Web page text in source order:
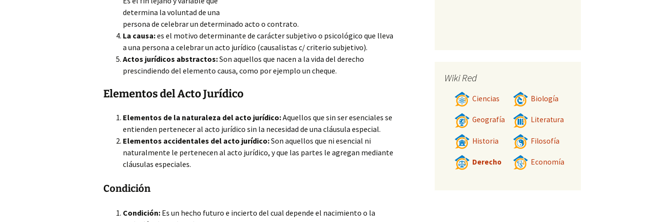
determina la voluntad de una
persona de celebrar un determinado acto o contrato.
La causa:es el motivo determinante de carácter subjetivo o psicológico que lleva
a una persona a celebrar un acto jurídico (causalistas c/ criterio subjetivo).
Actos jurídicos abstractos:Son aquellos que nacen a la vida del derecho
prescindiendo del elemento causa, como por ejemplo un cheque.
Elementos del Acto Jurídico
Elementos de la naturaleza del acto jurídico:Aquellos que sin ser esenciales se
entienden pertenecer al acto jurídico sin la necesidad de una cláusula especial.
Elementos accidentales del acto jurídico:Son aquellos que ni esencial ni
naturalmente le pertenecen al acto jurídico, y que las partes le agregan mediante
cláusulas especiales.
Condición
Condición: Es un hecho futuro e incierto del cual depende el nacimiento o la
Wiki Red
Ciencias Biología
Geografía Literatura
Historia Filosofía
Derecho Economía